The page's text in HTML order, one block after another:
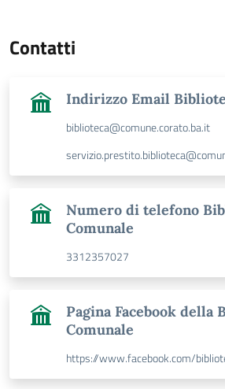
Contatti
Indirizzo Email
biblioteca@comune.corato.ba.it
Numero di telefono
Comunale
3312357027
Pagina Facebook della
Comunale
https://www.facebook.com/